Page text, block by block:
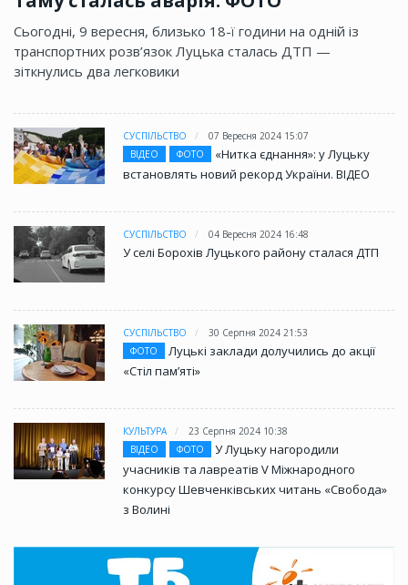
Сьогодні, 9 вересня, близько 18-ї години на одній із
транспортних розв’язок Луцька сталась ДТП —
зіткнулись два легковики
СУСПІЛЬСТВО
07 Вересня 2024 15:07
ВІДЕО
ФОТО
«Нитка єднання»: у Луцьку
встановлять новий рекорд України. ВІДЕО
СУСПІЛЬСТВО 04 Вересня 2024 16:48
У селі Борохів Луцького району сталася ДТП
СУСПІЛЬСТВО
30 Серпня 2024 21:53
ФОТО
Луцькі заклади долучились до акції
«Стіл памʼяті»
КУЛЬТУРА
23 Серпня 2024 10:38
ВІДЕО
ФОТО
У Луцьку нагородили
учасників та лавреатів V Міжнародного
конкурсу Шевченківських читань «Свобода»
з Волині